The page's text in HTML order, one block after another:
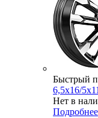
Быстрый
6,5x16/
Нет в
Подробнее